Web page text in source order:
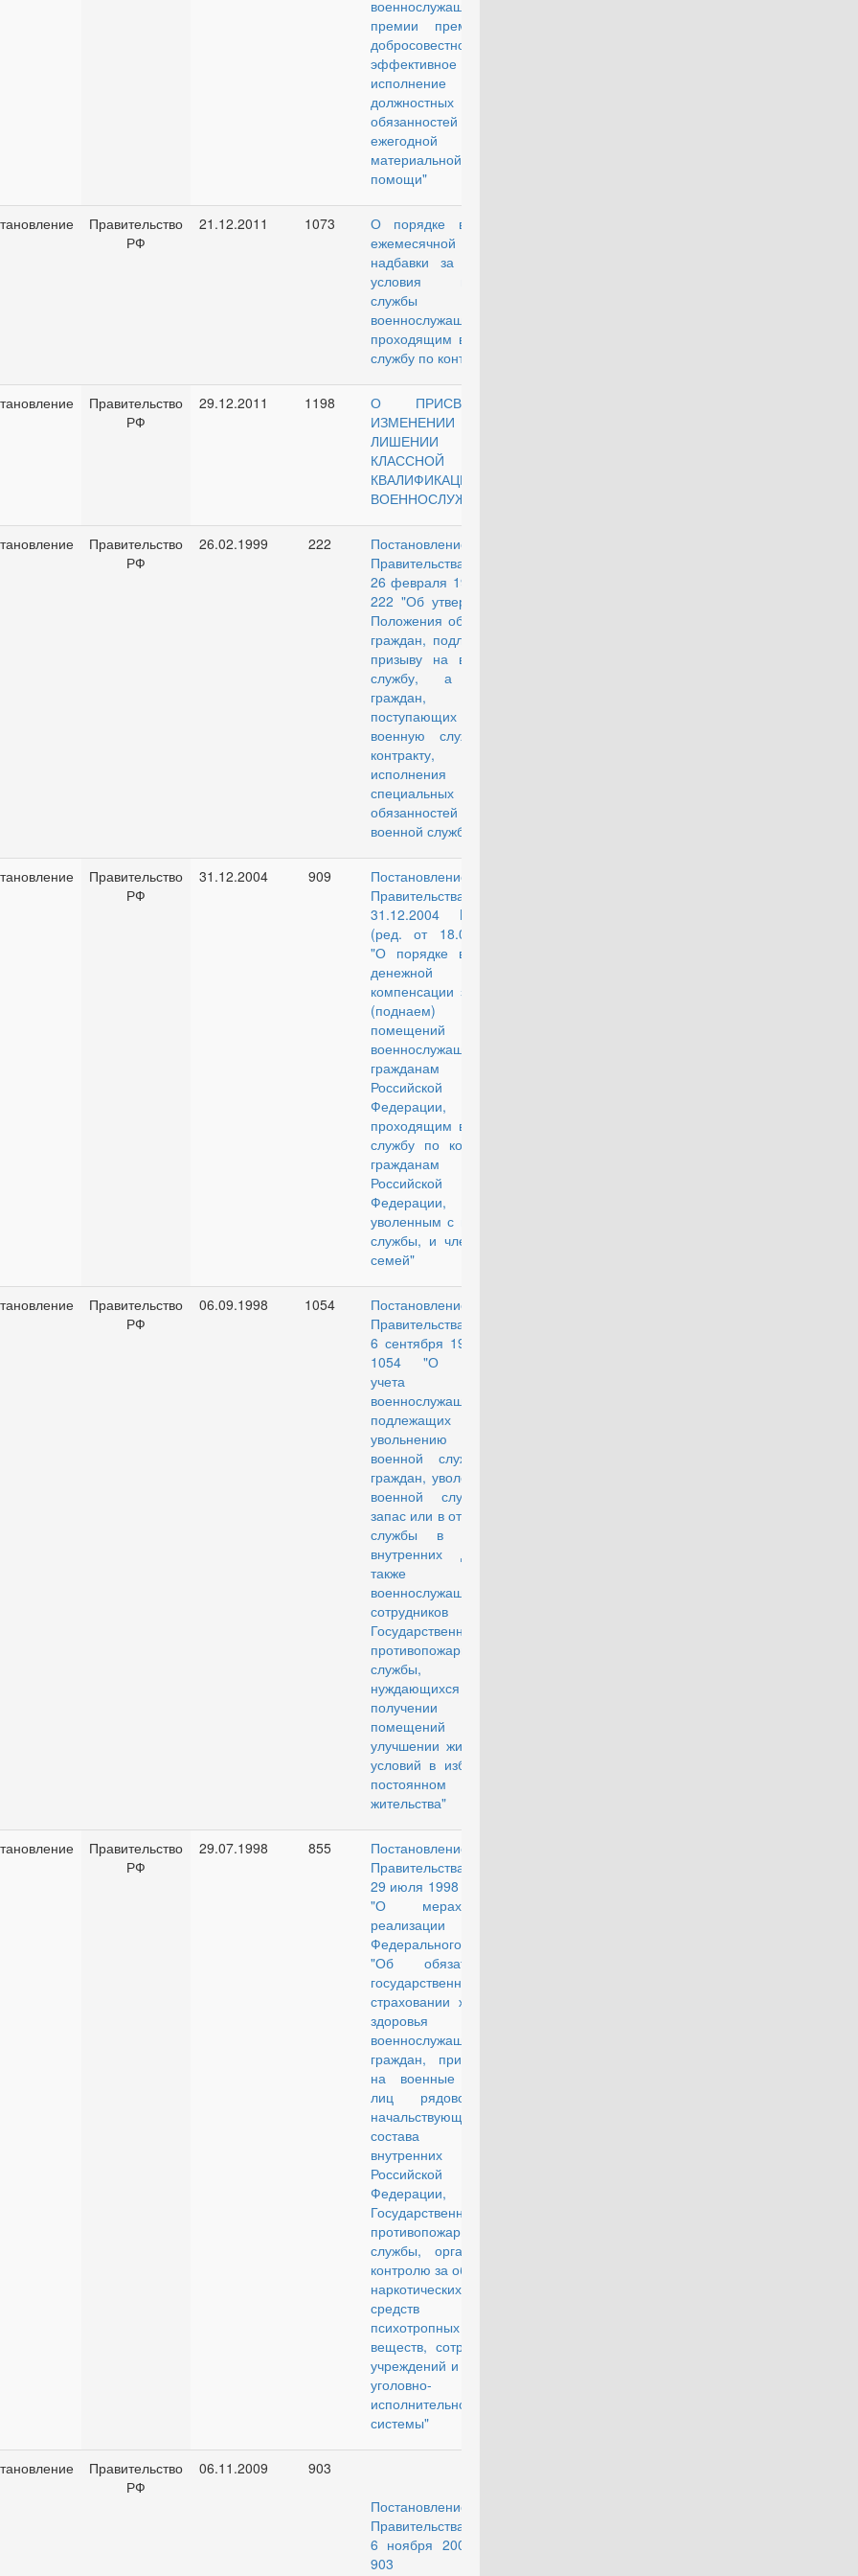
военнослужащим
премии премии за
добросовестное и
эффективное
исполнение
должностных
обязанностей и
ежегодной
материальной
помощи"
Правительство
РФ
21.12.2011 1073
О порядке выплаты
ежемесячной
надбавки за особые
условия военной
службы
военнослужащим,
проходящим военную
службу по контракту
Правительство
РФ
29.12.2011 1198
О ПРИСВОЕНИИ,
ИЗМЕНЕНИИ И
ЛИШЕНИИ
КЛАССНОЙ
КВАЛИФИКАЦИИ
ВОЕННОСЛУЖАЩИХ
Правительство
РФ
26.02.1999 222
Постановление
Правительства РФ от
26 февраля 1999 г. N
222 "Об утверждении
Положения об отборе
граждан, подлежащих
призыву на военную
службу, а также
граждан,
поступающих на
военную службу по
контракту, для
исполнения
специальных
обязанностей
военной службы"
Правительство
РФ
31.12.2004 909
Постановление
Правительства РФ от
31.12.2004 N 909
(ред. от 18.09.2015)
"О порядке выплаты
денежной
компенсации за наем
(поднаем) жилых
помещений
военнослужащим -
гражданам
Российской
Федерации,
проходящим военную
службу по контракту,
гражданам
Российской
Федерации,
уволенным с военной
службы, и членам их
семей"
Правительство
РФ
06.09.1998 1054
Постановление
Правительства РФ от
6 сентября 1998 г. N
1054 "О порядке
учета
военнослужащих,
подлежащих
увольнению с
военной службы, и
граждан, уволенных с
военной службы в
запас или в отставку и
службы в органах
внутренних дел, а
также
военнослужащих и
сотрудников
Государственной
противопожарной
службы,
нуждающихся в
получении жилых
помещений или
улучшении жилищных
условий в избранном
постоянном месте
жительства"
Правительство
РФ
29.07.1998 855
Постановление
Правительства РФ от
29 июля 1998 г. N 855
"О мерах по
реализации
Федерального закона
"Об обязательном
государственном
страховании жизни и
здоровья
военнослужащих,
граждан, призванных
на военные сборы,
лиц рядового и
начальствующего
состава органов
внутренних дел
Российской
Федерации,
Государственной
противопожарной
службы, органов по
контролю за оборотом
наркотических
средств и
психотропных
веществ, сотрудников
учреждений и органов
уголовно-
исполнительной
системы"
Правительство
РФ
06.11.2009
903
Постановление
Правительства РФ от
6 ноября 2009 г. №
903 "О